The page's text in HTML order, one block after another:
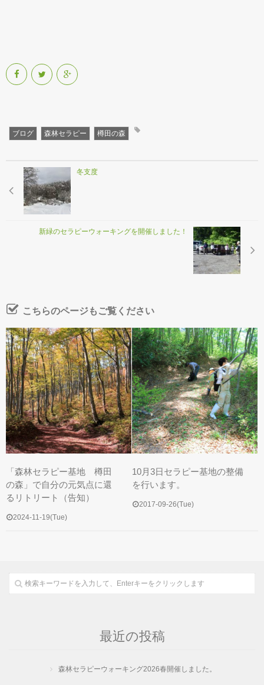
ブログ 森林セラピー 樽田の森
冬支度
新緑のセラピーウォーキングを開催しました！
こちらのページもご覧ください
「森林セラピー基地 樽田
の森」で自分の元気点に還
るリトリート（告知）
2024-11-19(Tue)
10月3日セラピー基地の整備
を行います。
2017-09-26(Tue)
最近の投稿
森林セラピーウォーキング2026春開催しました。